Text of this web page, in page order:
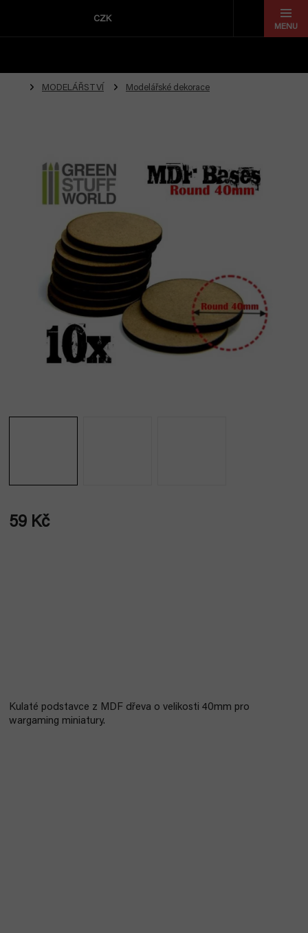
CZK
MODELÁŘSTVÍ Modelářské dekorace
59 Kč
Kulaté podstavce z MDF dřeva o velikosti 40mm pro
wargaming miniatury.